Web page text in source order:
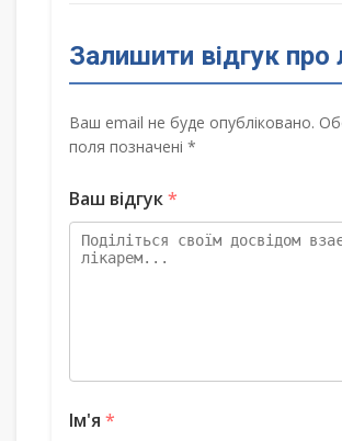
Залишити відгук про
Ваш email не буде опубліковано.
поля позначені *
Ваш відгук*
Ім'я *